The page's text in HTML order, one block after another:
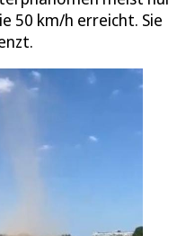
50 km/h erreicht. Sie